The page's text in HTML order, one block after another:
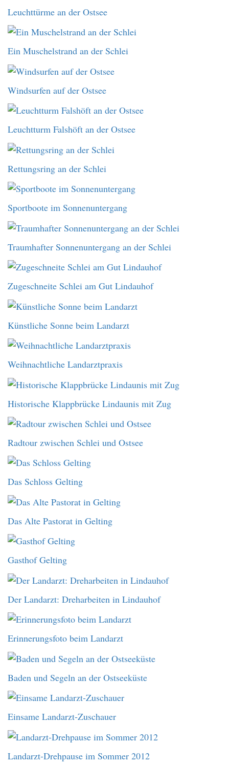
Leuchttürme an der Ostsee
Ein Muschelstrand an der Schlei
Windsurfen auf der Ostsee
Leuchtturm Falshöft an der Ostsee
Rettungsring an der Schlei
Sportboote im Sonnenuntergang
Traumhafter Sonnenuntergang an der Schlei
Zugeschneite Schlei am Gut Lindauhof
Künstliche Sonne beim Landarzt
Weihnachtliche Landarztpraxis
Historische Klappbrücke Lindaunis mit Zug
Radtour zwischen Schlei und Ostsee
Das Schloss Gelting
Das Alte Pastorat in Gelting
Gasthof Gelting
Der Landarzt: Dreharbeiten in Lindauhof
Erinnerungsfoto beim Landarzt
Baden und Segeln an der Ostseeküste
Einsame Landarzt-Zuschauer
Landarzt-Drehpause im Sommer 2012